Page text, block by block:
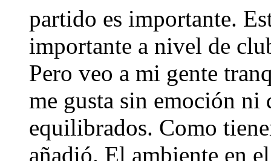
partido es importante.
importante a nivel de
Pero veo a mi gente
me gusta sin emoción ni
equilibrados. Como
añadió. El ambiente en